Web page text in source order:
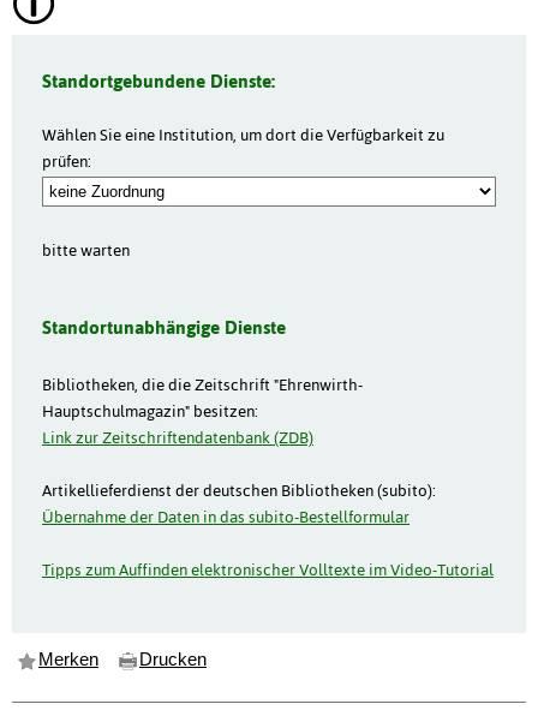
Standortgebundene Dienste:
Wählen Sie eine Institution, um dort die Verfügbarkeit zu
prüfen:
bitte warten
Standortunabhängige Dienste
Bibliotheken, die die Zeitschrift "Ehrenwirth-
Hauptschulmagazin" besitzen:
Link zur Zeitschriftendatenbank (ZDB)
Artikellieferdienst der deutschen Bibliotheken (subito):
Übernahme der Daten in das subito-Bestellformular
Tipps zum Auffinden elektronischer Volltexte im Video-Tutorial
Merken Drucken